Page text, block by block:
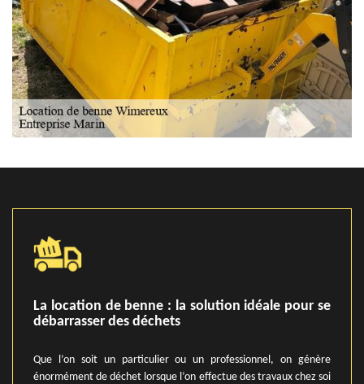
La location de benne : la solution idéale pour se
débarrasser des déchets
Que l’on soit un particulier ou un professionnel, on génère
énormément de déchet lorsque l’on effectue des travaux chez soi